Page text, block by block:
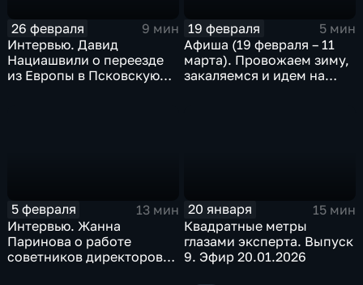
26 февраля
9 мин
Интервью. Давид
Нациашвили о переезде
из Европы в Псковскую
19 февраля
5 мин
Афиша (19 февраля – 11
марта). Провожаем зиму,
закаляемся и идем на
5 февраля
13 мин
Интервью. Жанна
Паринова о работе
советников директоров
20 января
15 мин
Квадратные метры
глазами эксперта. Выпуск
9. Эфир 20.01.2026